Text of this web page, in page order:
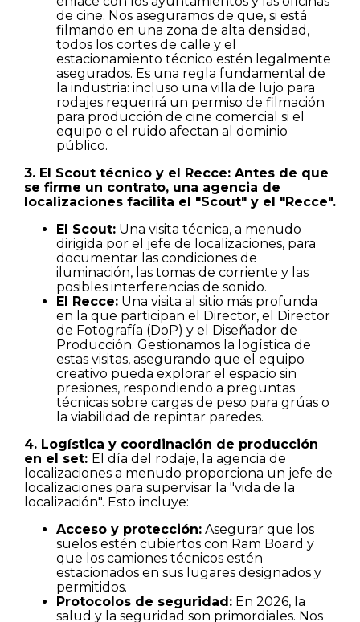
Casas
Pisos
Calles
Naturaleza
de cine. Nos aseguramos de que, si está
filmando en una zona de alta densidad,
todos los cortes de calle y el
estacionamiento técnico estén legalmente
asegurados. Es una regla fundamental de
la industria: incluso una villa de lujo para
rodajes requerirá un permiso de filmación
para producción de cine comercial si el
equipo o el ruido afectan al dominio
público.
3. El Scout técnico y el Recce: Antes de que
se firme un contrato, una agencia de
localizaciones facilita el "Scout" y el "Recce".
El Scout: Una visita técnica, a menudo
dirigida por el jefe de localizaciones, para
documentar las condiciones de
iluminación, las tomas de corriente y las
posibles interferencias de sonido.
El Recce: Una visita al sitio más profunda
en la que participan el Director, el Director
de Fotografía (DoP) y el Diseñador de
Producción. Gestionamos la logística de
estas visitas, asegurando que el equipo
creativo pueda explorar el espacio sin
presiones, respondiendo a preguntas
técnicas sobre cargas de peso para grúas o
la viabilidad de repintar paredes.
4. Logística y coordinación de producción
en el set: El día del rodaje, la agencia de
localizaciones a menudo proporciona un jefe de
localizaciones para supervisar la "vida de la
localización". Esto incluye:
Acceso y protección: Asegurar que los
suelos estén cubiertos con Ram Board y
que los camiones técnicos estén
estacionados en sus lugares designados y
permitidos.
Protocolos de seguridad: En 2026, la
salud y la seguridad son primordiales. Nos